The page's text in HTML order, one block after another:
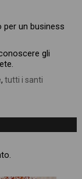
per un business
gli
, tutti i santi